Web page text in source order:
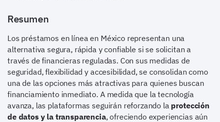
Resumen
Los préstamos en línea en México representan una
alternativa segura, rápida y confiable si se solicitan a
través de financieras reguladas. Con sus medidas de
seguridad, flexibilidad y accesibilidad, se consolidan como
una de las opciones más atractivas para quienes buscan
financiamiento inmediato. A medida que la tecnología
avanza, las plataformas seguirán reforzando la protección
de datos y la transparencia, ofreciendo experiencias aún